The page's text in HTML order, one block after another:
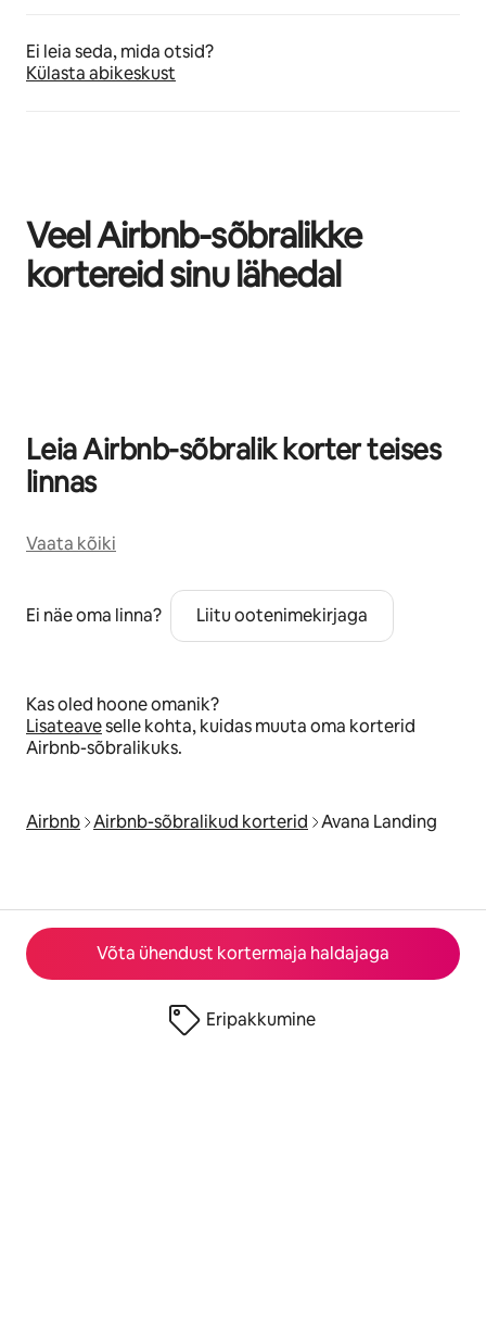
Võta ühendust kortermaja haldajaga
Eripakkumine
Ei leia seda, mida otsid?
Külasta abikeskust
Veel Airbnb-sõbralikke
kortereid sinu lähedal
Leia Airbnb-sõbralik korter teises
linnas
Vaata kõiki
Ei näe oma linna? Liitu ootenimekirjaga
Kas oled hoone omanik?
Lisateaveselle kohta, kuidas muuta oma korterid
Airbnb-sõbralikuks.
Airbnb Airbnb-sõbralikud korterid Avana Landing